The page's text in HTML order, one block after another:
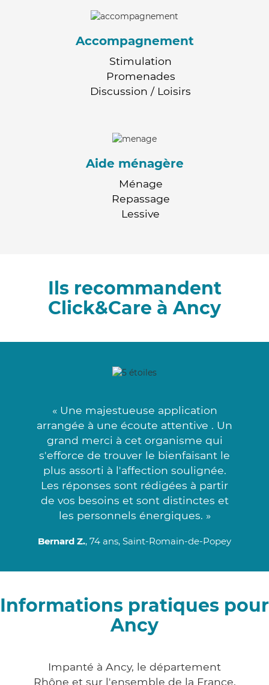
Accompagnement
Stimulation
Promenades
Discussion / Loisirs
Aide ménagère
Ménage
Repassage
Lessive
Ils recommandent
Click&Care à Ancy
« Une majestueuse application
arrangée à une écoute attentive . Un
grand merci à cet organisme qui
s'efforce de trouver le bienfaisant le
plus assorti à l'affection soulignée.
Les réponses sont rédigées à partir
de vos besoins et sont distinctes et
les personnels énergiques. »
Bernard Z., 74 ans, Saint-Romain-de-Popey
Informations pratiques pour
Ancy
Impanté à Ancy, le département
Rhône et sur l'ensemble de la France,